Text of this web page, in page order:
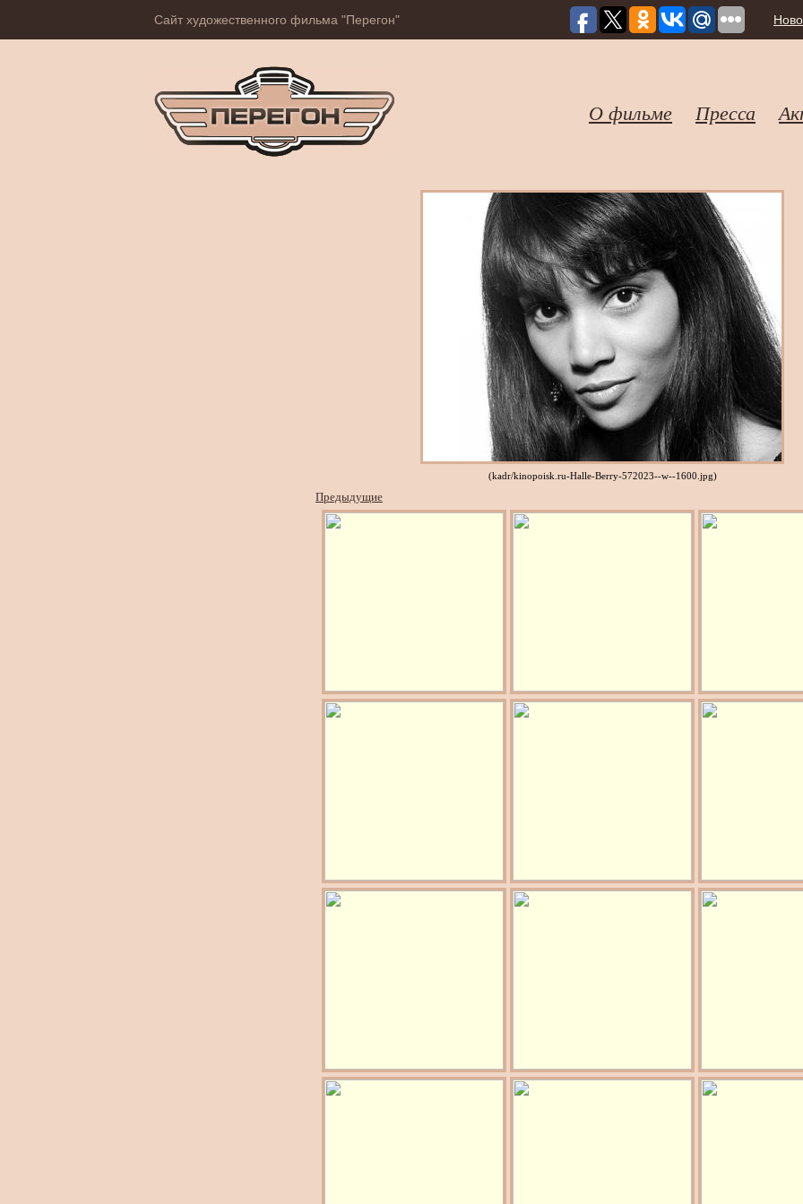
Сайт художественного фильма "Перегон"
О фильме Пресса
(kadr/kinopoisk.ru-Halle-Berry-572023--w--1600.jpg)
Предыдущие